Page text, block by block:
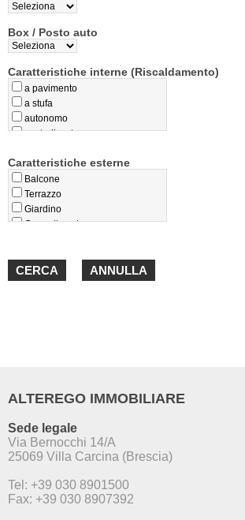
Box / Posto auto
Caratteristiche interne (Riscaldamento)
a pavimento
a stufa
autonomo
centralizzato
teleriscaldamento
termoconvettori
Caratteristiche esterne
Balcone
Terrazzo
Giardino
Cappotto esterno
ALTEREGO IMMOBILIARE
Sede legale
Via Bernocchi 14/A
25069 Villa Carcina (Brescia)
Tel: +39 030 8901500
Fax: +39 030 8907392